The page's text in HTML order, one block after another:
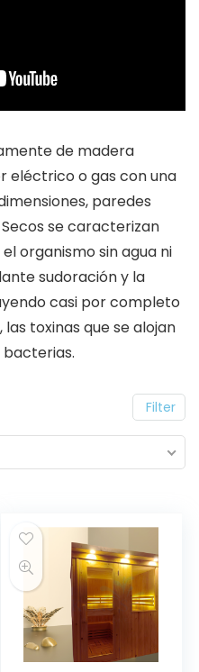
de madera
eléctrico o gas con una
paredes
Secos se caracterizan
organismo sin agua ni
sudoración y la
casi por completo
toxinas que se alojan
bacterias.
Filter